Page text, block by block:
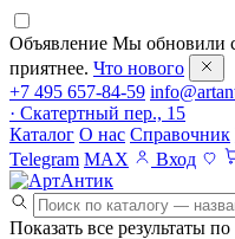
Объявление Мы обновили
приятнее. Что нового
+7 495 657-84-59
· Скатертный пер., 15
Каталог О нас Справочник
Telegram MAX Вход
Показать все результаты по